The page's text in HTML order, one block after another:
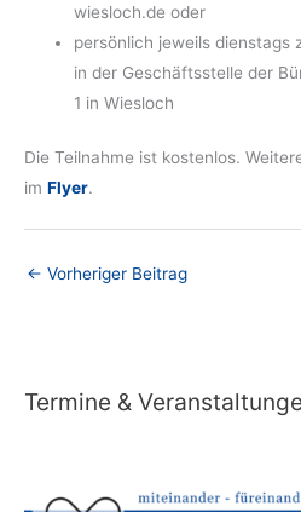
wiesloch.de oder
persönlich jeweils dienstags
in der Geschäftsstelle der
1 in Wiesloch
Die Teilnahme ist kostenlos.
im Flyer.
← Vorheriger Beitrag
Termine &